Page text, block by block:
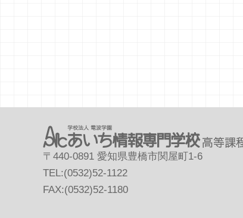
〒440-0891 愛知県豊橋市関屋町1-6
TEL:(0532)52-1122
FAX:(0532)52-1180